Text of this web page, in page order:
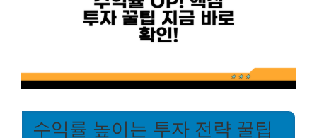
수익률 높이는 투자 전략 꿀팁